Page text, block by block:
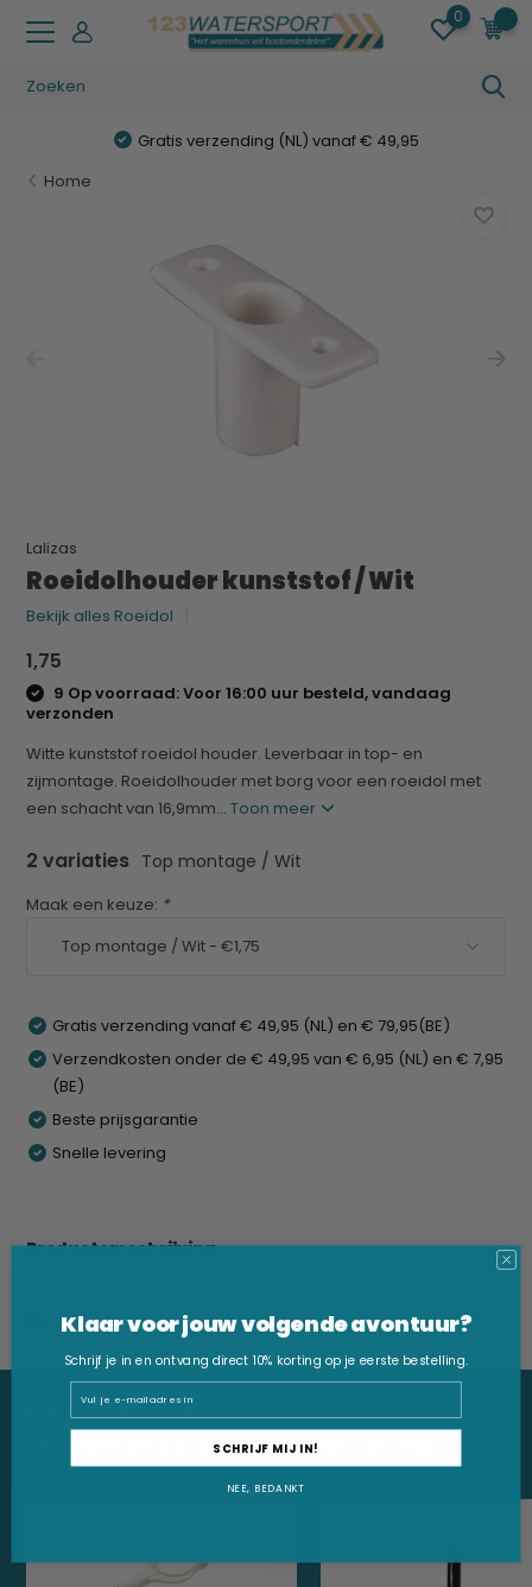
0
Gratis verzending (NL) vanaf € 49,95
Home
Lalizas
Roeidolhouder kunststof / Wit
Bekijk alles Roeidol
1,75
9 Op voorraad: Voor 16:00 uur besteld, vandaag
verzonden
Witte kunststof roeidol houder. Leverbaar in top- en
zijmontage. Roeidolhouder met borg voor een roeidol met
een schacht van 16,9mm...Toon meer
2 variaties Top montage / Wit
Maak een keuze: *
Gratis verzending vanaf € 49,95 (NL) en € 79,95(BE)
Verzendkosten onder de € 49,95 van € 6,95 (NL) en € 7,95
(BE)
Beste prijsgarantie
Snelle levering
Productomschrijving
Delen
WAT VIND JE HIERVAN?
Misschien vind je deze producten ook leuk:
Klaar voor jouw volgende avontuur?
Schrijf je in en ontvang direct 10% korting op je eerste bestelling.
SCHRIJF MIJ IN!
NEE, BEDANKT